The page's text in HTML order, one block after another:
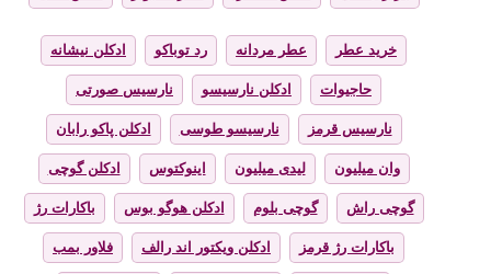
خرید عطر عطر مردانه رد توباکو ادکلن نیشانه
حاجیوات ادکلن نارسیسو نارسیس صورتی
نارسیس قرمز نارسیسو طوسی ادکلن پاکو رابان
وان میلیون لیدی میلیون اینوکتوس ادکلن گوچی
گوچی راش گوچی بلوم ادکلن هوگو بوس باکارات رژ
باکارات رژ قرمز ادکلن ویکتور اند رالف فلاور بمب